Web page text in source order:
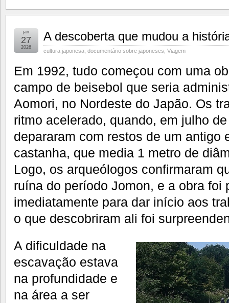
A descoberta que mudou a
cultura japonesa documentário sobre japoneses Viagem
jan
27
2026
Em 1992, tudo começou com uma
campo de beisebol que seria
Aomori, no Nordeste do Japão. Os
ritmo acelerado, quando, em julho
depararam com restos de um antigo
castanha, que media 1 metro de
Logo, os arqueólogos confirmaram
ruína do período Jomon, e a obra foi
imediatamente para dar início aos
o que descobriram ali foi
A dificuldade na
escavação estava
na profundidade e
na área a ser